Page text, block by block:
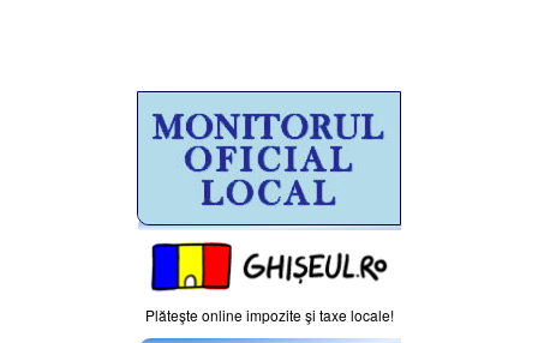
Plăteşte online impozite şi taxe locale!